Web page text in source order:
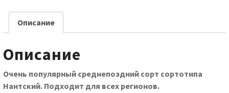
50
Описание
Описание
Очень популярный среднепоздний сорт сортотипа
Нантский. Подходит для всех регионов.